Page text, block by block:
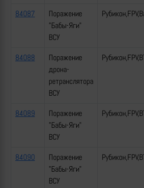
84087
Поражение
"Бабы-Яги"
ВСУ
84088
Поражение
дрона-
ретранслятора
ВСУ
84089
Поражение
"Бабы-Яги"
ВСУ
84090
Поражение
"Бабы-Яги"
ВСУ